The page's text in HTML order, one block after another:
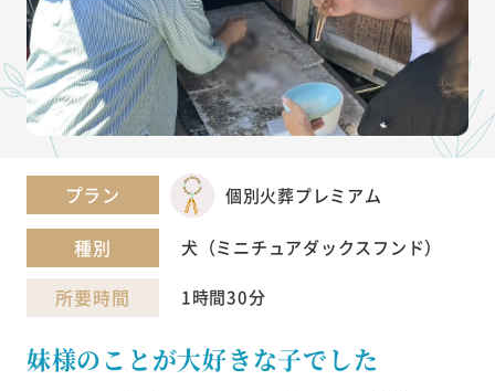
プラン 個別火葬プレミアム
種別 犬（ミニチュアダックスフンド）
所要時間 1時間30分
妹様のことが大好きな子でした